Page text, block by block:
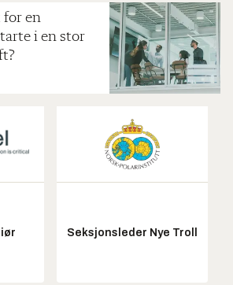
for en
i en stor
Seksjonsleder Nye Troll